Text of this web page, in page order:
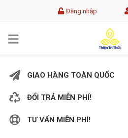
Đăng nhập
GIAO HÀNG TOÀN QUỐC
ĐỔI TRẢ MIỄN PHÍ!
TƯ VẤN MIỄN PHÍ!